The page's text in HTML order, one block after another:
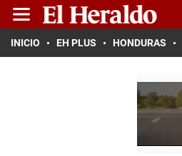
INICIO EH PLUS HONDURAS